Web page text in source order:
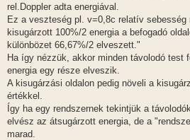
rel.Doppler adta energiával.
Ez a veszteség pl. v=0,8c relatív sebesség
kisugárzott 100%/2 energia a befogadó
különbözet 66,67%/2 elveszett."
Ha így nézzük, akkor minden távolodó test
energia egy része elveszik.
A kisugárzási oldalon pedig növeli a
értékkel.
Így ha egy rendszernek tekintjük a
elvész az átsugárzott energia, de a
marad.